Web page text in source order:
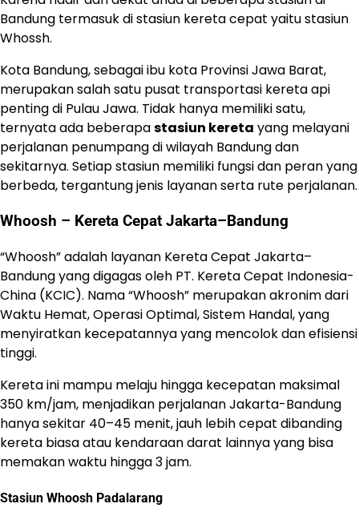
Bandung termasuk di stasiun kereta cepat yaitu stasiun
Whossh.
Kota Bandung, sebagai ibu kota Provinsi Jawa Barat,
merupakan salah satu pusat transportasi kereta api
penting di Pulau Jawa. Tidak hanya memiliki satu,
ternyata ada beberapastasiun kereta yang melayani
perjalanan penumpang di wilayah Bandung dan
sekitarnya. Setiap stasiun memiliki fungsi dan peran yang
berbeda, tergantung jenis layanan serta rute perjalanan.
Whoosh – Kereta Cepat Jakarta–Bandung
“Whoosh” adalah layanan Kereta Cepat Jakarta–
Bandung yang digagas oleh PT. Kereta Cepat Indonesia-
China (KCIC). Nama “Whoosh” merupakan akronim dari
Waktu Hemat, Operasi Optimal, Sistem Handal, yang
menyiratkan kecepatannya yang mencolok dan efisiensi
tinggi.
Kereta ini mampu melaju hingga kecepatan maksimal
350 km/jam, menjadikan perjalanan Jakarta-Bandung
hanya sekitar 40–45 menit, jauh lebih cepat dibanding
kereta biasa atau kendaraan darat lainnya yang bisa
memakan waktu hingga 3 jam.
Stasiun Whoosh Padalarang